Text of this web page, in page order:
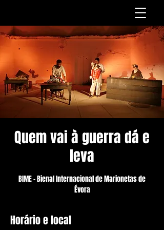
Quem vai à guerra dá e
leva
BIME - Bienal Internacional de Marionetas de
Évora
Horário e local